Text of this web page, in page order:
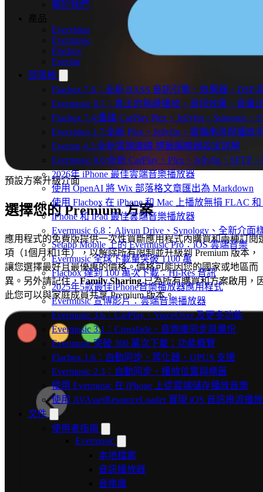
關於我們
產品
Evervideo
Evermusic
Flacbox
Evertag
部落格
Flacbox 7.6：全新 BASS 音訊引擎、效果器、DSP
Evermusic 8.7：真正的無縫播放、音訊效果、音量
Flacbox 7.4:重建 CarPlay,Plex、Jellyfin、Subsonic、
Evervideo 1.7:全新 Plex、Jellyfin、雲端串流與播放
Evertag 4.2:全新雲端連線,標籤編輯器設定詳解
Evermusic 8.6:全新 CarPlay、Plex、Jellyfin、SFTP
2026年 iPhone 最佳雲端音樂播放器
使用 OpenAI 將 Wix 部落格文章匯出為 Markdown
使用 Flacbox 在 iPhone 和 Mac 上播放無損 FLAC
iPhone 和 iPad 最佳雲端音樂播放器
Evermusic 6.8：Aliyun Drive、Synology、全新介面
Setapp Mobile 上的 Evermusic Pro：iOS 雲端音樂
Evermusic 全球下載量突破 1100 萬
Flacbox 達到 100 萬次下載：Hi-Res 音訊
2025年5款最佳iPhone音樂播放器應用程式
Evermusic 宣傳影片：雲端音樂播放器
Evermusic 3.6：CarPlay、VoiceOver 及更多功能
Evermusic 3.1：Crossfade、音樂庫同步與備份
Evermusic 突破 300 萬次下載：功能概覽
Flacbox 1.6：自動同步、等化器、OPUS 支援
Evermusic 2.3：自動同步、播放位置與標籤
使用 Evermusic 在 iPhone 上從雲端儲存播放音樂
使用 AVAssetResourceLoader 實現 iOS 音訊串流播放
文件
使用者指南
Evermusic
本地檔案
音訊播放器
音樂庫
預設方案升級介面
選擇您的 Premium 方案
應用程式的免費版提供一次性買斷應用程式內購買和兩種訂閱
項（1個月和1年），以解除所有限制並升級到 Premium 版本，
讓您選擇最好且最優惠的價格。價格可能因您的國家或地區而
異。另外請記住，Family Sharing已為所有購買和方案啟用，
此您可以與家庭成員共享 Premium 版本。